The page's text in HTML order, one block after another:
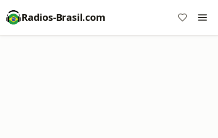
Radios-Brasil.com